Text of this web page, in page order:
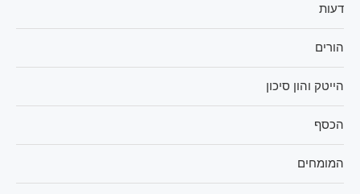
דעות
הורים
הייטק והון סיכון
הכסף
המומחים